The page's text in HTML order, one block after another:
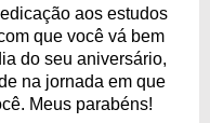
aos estudos
que você vá bem
do seu aniversário,
na jornada em que
Meus parabéns!